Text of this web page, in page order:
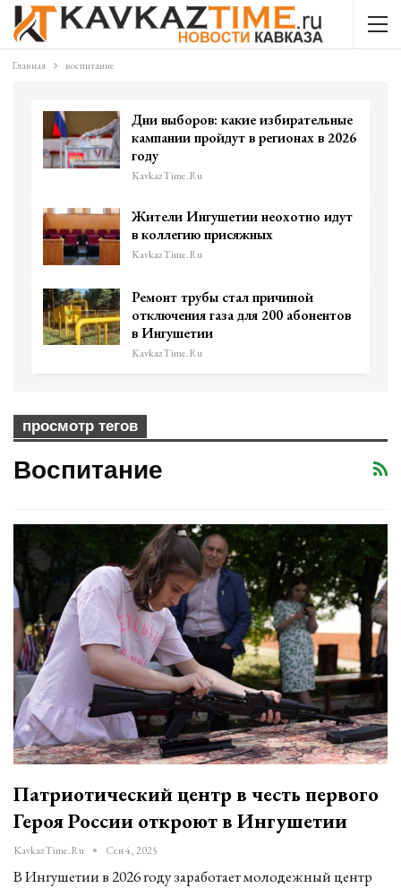
Главная воспитание
Дни выборов: какие избирательные
кампании пройдут в регионах в 2026
году
KavkazTime.ru
Жители Ингушетии неохотно идут
в коллегию присяжных
KavkazTime.ru
Ремонт трубы стал причиной
отключения газа для 200 абонентов
в Ингушетии
KavkazTime.ru
просмотр тегов
Воспитание
Патриотический центр в честь первого
Героя России откроют в Ингушетии
KavkazTime.ru Сен 4, 2025
В Ингушетии в 2026 году заработает молодежный центр